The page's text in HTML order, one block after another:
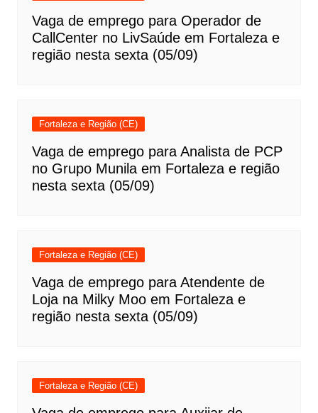
Vaga de emprego para Operador de
CallCenter no LivSaúde em Fortaleza e
região nesta sexta (05/09)
Fortaleza e Região (CE)
Vaga de emprego para Analista de PCP
no Grupo Munila em Fortaleza e região
nesta sexta (05/09)
Fortaleza e Região (CE)
Vaga de emprego para Atendente de
Loja na Milky Moo em Fortaleza e
região nesta sexta (05/09)
Fortaleza e Região (CE)